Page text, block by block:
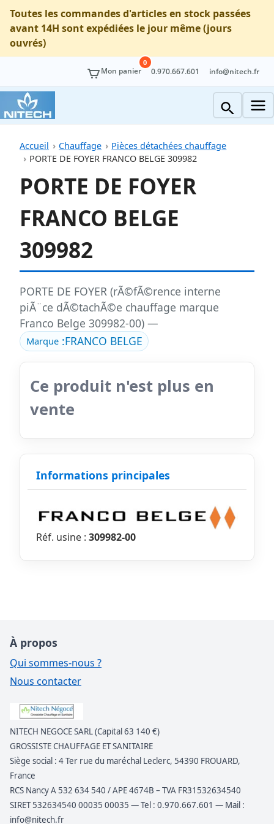
Toutes les commandes d'articles en stock passées
avant 14H sont expédiées le jour même (jours
ouvrés)
Mon panier
0
0.970.667.601 info@nitech.fr
Accueil Chauffage
Pièces détachées chauffage
PORTE DE FOYER FRANCO BELGE 309982
PORTE DE FOYER
FRANCO BELGE
309982
PORTE DE FOYER (rÃ©fÃ©rence interne
piÃ¨ce dÃ©tachÃ©e chauffage marque
Franco Belge 309982-00) —
Marque:FRANCO BELGE
Ce produit n'est plus en
vente
Informations principales
Réf. usine : 309982-00
À propos
Qui sommes-nous ?
Nous contacter
NITECH NEGOCE SARL (Capital 63 140 €)
GROSSISTE CHAUFFAGE ET SANITAIRE
Siège social : 4 Ter rue du maréchal Leclerc, 54390 FROUARD,
France
RCS Nancy A 532 634 540 / APE 4674B – TVA FR31532634540
SIRET 532634540 00035 00035 — Tel : 0.970.667.601 — Mail :
info@nitech.fr